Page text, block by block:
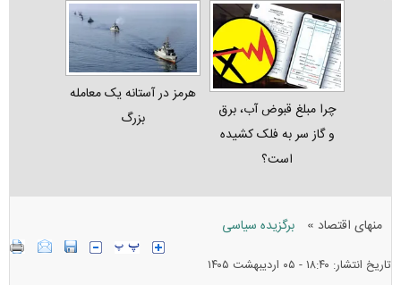
چرا مبلغ قبوض آب، برق
و گاز سر به فلک کشیده
است؟
هرمز در آستانه یک معامله
بزرگ
منهای اقتصاد » برگزیده سیاسی
تاریخ انتشار: ۱۸:۴۰ - ۰۵ ارديبهشت ۱۴۰۵